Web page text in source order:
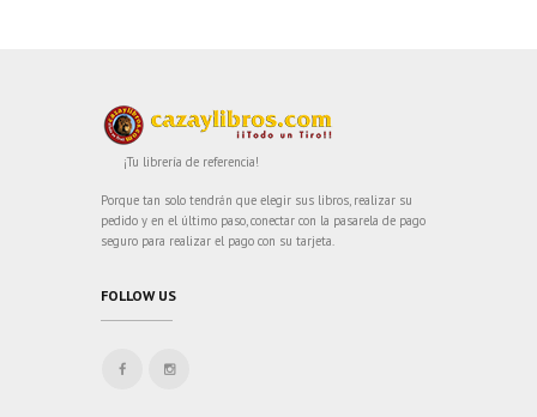
¡Tu librería de referencia!
Porque tan solo tendrán que elegir sus libros, realizar su
pedido y en el último paso, conectar con la pasarela de pago
seguro para realizar el pago con su tarjeta.
FOLLOW US